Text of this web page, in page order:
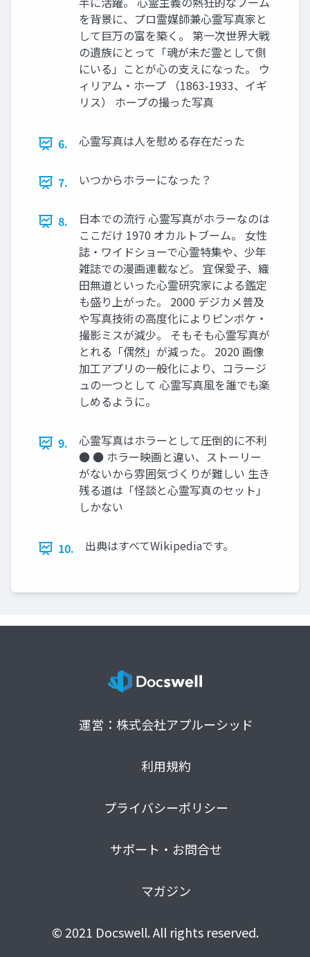
を背景に、プロ霊媒師兼心霊写真家と
して巨万の富を築く。 第一次世界大戦
の遺族にとって「魂が未だ霊として側
にいる」ことが心の支えになった。 ウ
ィリアム・ホープ （1863-1933、イギ
リス） ホープの撮った写真
6. 心霊写真は人を慰める存在だった
7. いつからホラーになった？
8.
日本での流行 心霊写真がホラーなのは
ここだけ 1970 オカルトブーム。 女性
誌・ワイドショーで心霊特集や、少年
雑誌での漫画連載など。 宜保愛子、織
田無道といった心霊研究家による鑑定
も盛り上がった。 2000 デジカメ普及
や写真技術の高度化によりピンボケ・
撮影ミスが減少。 そもそも心霊写真が
とれる「偶然」が減った。 2020 画像
加工アプリの一般化により、コラージ
ュの一つとして 心霊写真風を誰でも楽
しめるように。
9.
心霊写真はホラーとして圧倒的に不利
● ● ホラー映画と違い、ストーリー
がないから雰囲気づくりが難しい 生き
残る道は「怪談と心霊写真のセット」
しかない
10. 出典はすべてWikipediaです。
運営：株式会社アプルーシッド
利用規約
プライバシーポリシー
サポート・お問合せ
マガジン
© 2021 Docswell. All rights reserved.